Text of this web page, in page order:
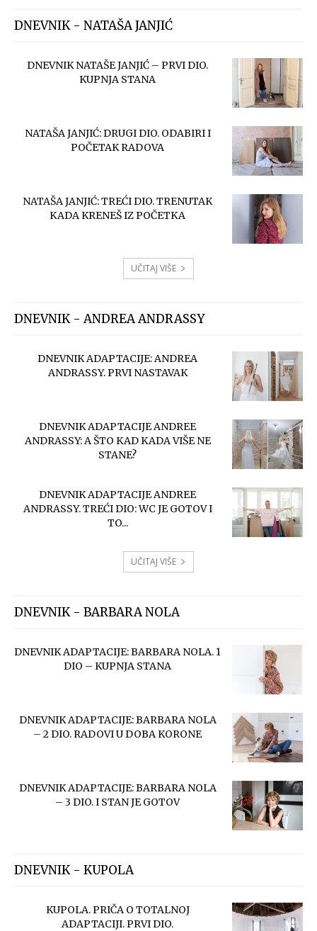
DNEVNIK - NATAŠA JANJIĆ
DNEVNIK NATAŠE JANJIĆ – PRVI DIO.
KUPNJA STANA
NATAŠA JANJIĆ: DRUGI DIO. ODABIRI I
POČETAK RADOVA
NATAŠA JANJIĆ: TREĆI DIO. TRENUTAK
KADA KRENEŠ IZ POČETKA
UČITAJ VIŠE
DNEVNIK - ANDREA ANDRASSY
DNEVNIK ADAPTACIJE: ANDREA
ANDRASSY. PRVI NASTAVAK
DNEVNIK ADAPTACIJE ANDREE
ANDRASSY: A ŠTO KAD KADA VIŠE NE
STANE?
DNEVNIK ADAPTACIJE ANDREE
ANDRASSY. TREĆI DIO: WC JE GOTOV I
TO...
UČITAJ VIŠE
DNEVNIK - BARBARA NOLA
DNEVNIK ADAPTACIJE: BARBARA NOLA. 1
DIO – KUPNJA STANA
DNEVNIK ADAPTACIJE: BARBARA NOLA
– 2 DIO. RADOVI U DOBA KORONE
DNEVNIK ADAPTACIJE: BARBARA NOLA
– 3 DIO. I STAN JE GOTOV
DNEVNIK - KUPOLA
KUPOLA. PRIČA O TOTALNOJ
ADAPTACIJI. PRVI DIO.